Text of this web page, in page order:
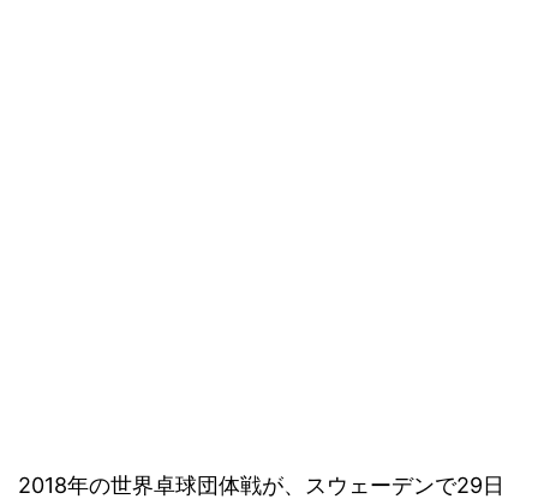
2018年の世界卓球団体戦が、スウェーデンで29日